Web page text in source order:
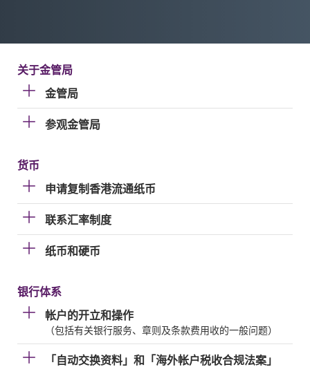
关于金管局
金管局
参观金管局
货币
申请复制香港流通纸币
联系汇率制度
纸币和硬币
银行体系
帐户的开立和操作
（包括有关银行服务、章则及条款费用收的一般问题）
「自动交换资料」和「海外帐户税收合规法案」